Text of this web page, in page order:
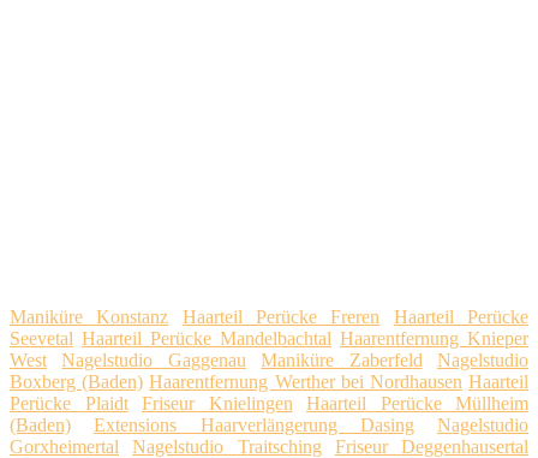
Maniküre Konstanz Haarteil Perücke Freren
Haarteil Perücke
Seevetal Haarteil Perücke Mandelbachtal Haarentfernung Knieper
West
Nagelstudio Gaggenau Maniküre Zaberfeld
Nagelstudio
Boxberg (Baden) Haarentfernung Werther bei Nordhausen Haarteil
Perücke Plaidt
Friseur Knielingen
Haarteil Perücke Müllheim
(Baden)
Extensions Haarverlängerung Dasing
Nagelstudio
Gorxheimertal
Nagelstudio Traitsching
Friseur Deggenhausertal